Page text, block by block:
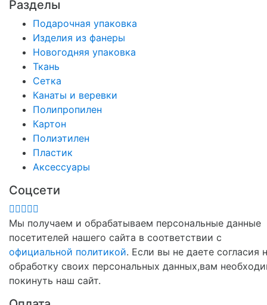
Разделы
Подарочная упаковка
Изделия из фанеры
Новогодняя упаковка
Ткань
Сетка
Канаты и веревки
Полипропилен
Картон
Полиэтилен
Пластик
Аксессуары
Соцсети
Мы получаем и обрабатываем персональные данные
посетителей нашего сайта в соответствии с
официальной политикой. Если вы не даете согласия
обработку своих персональных данных,вам
покинуть наш сайт.